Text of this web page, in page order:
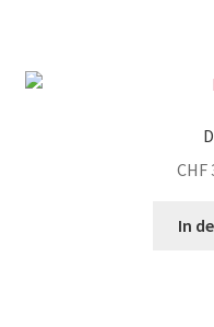
CHF
In